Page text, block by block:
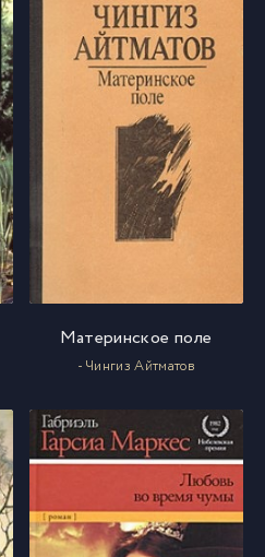
Материнское поле
- Чингиз Айтматов